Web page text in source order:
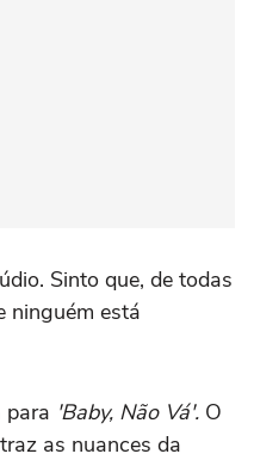
Sinto que, de todas
ninguém está
para 'Baby, Não Vá'. O
as nuances da